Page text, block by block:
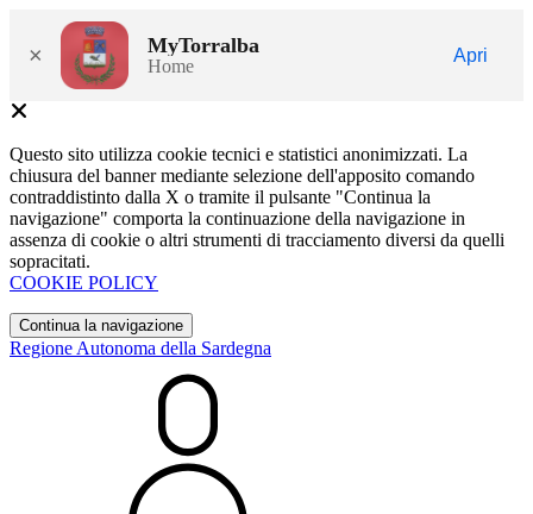
× MyTorralba
Home
Apri
Questo sito utilizza cookie tecnici e statistici anonimizzati. La
chiusura del banner mediante selezione dell'apposito comando
contraddistinto dalla X o tramite il pulsante "Continua la
navigazione" comporta la continuazione della navigazione in
assenza di cookie o altri strumenti di tracciamento diversi da quelli
sopracitati.
COOKIE POLICY
Continua la navigazione
Regione Autonoma della Sardegna